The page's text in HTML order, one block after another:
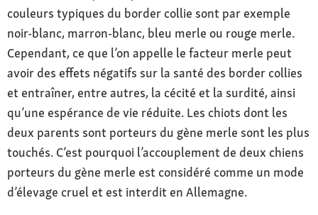
Particularités
Instinct de garde prononcé et très actif, aime
l’eau et la boue
Caractère
Actif, vif, sensible, affectueux, obéissant,
intelligent
Soins
Brosser régulièrement, ne baigner que
rarement
couleurs typiques du border collie sont par exemple
noir-blanc, marron-blanc, bleu merle ou rouge merle.
Cependant, ce que l’on appelle le facteur merle peut
avoir des effets négatifs sur la santé des border collies
et entraîner, entre autres, la cécité et la surdité, ainsi
qu’une espérance de vie réduite. Les chiots dont les
deux parents sont porteurs du gène merle sont les plus
touchés. C’est pourquoi l’accouplement de deux chiens
porteurs du gène merle est considéré comme un mode
d’élevage cruel et est interdit en Allemagne.